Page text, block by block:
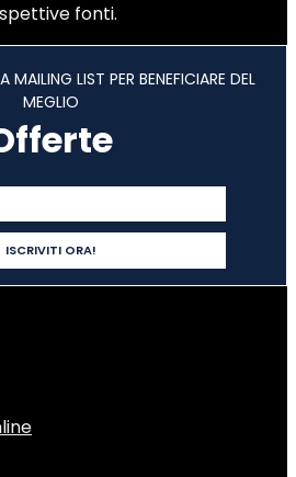
fonti.
MAILING LIST PER BENEFICIARE DEL
MEGLIO